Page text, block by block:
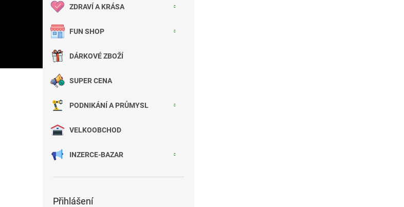
ZDRAVÍ A KRÁSA
FUN SHOP
DÁRKOVÉ ZBOŽÍ
SUPER CENA
PODNIKÁNÍ A PRŮMYSL
VELKOOBCHOD
INZERCE-BAZAR
Přihlášení